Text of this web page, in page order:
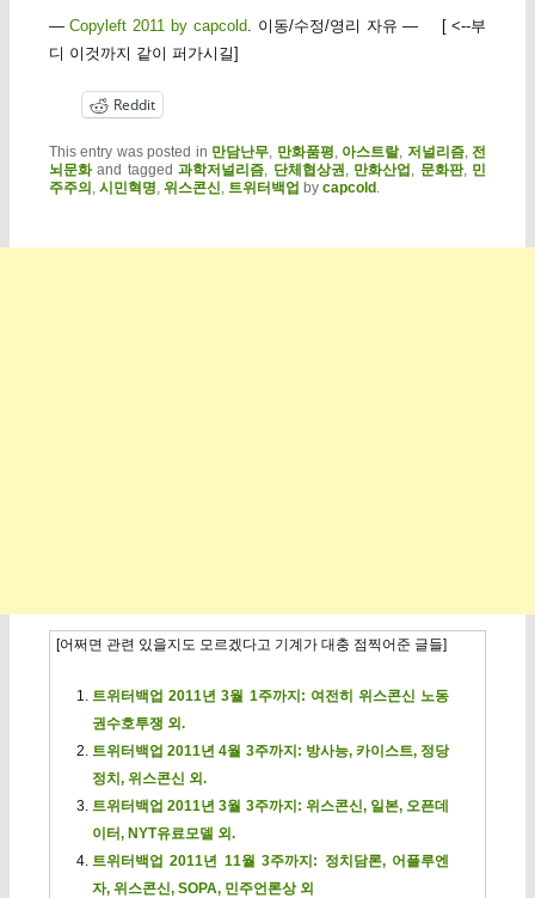
—Copyleft 2011 by capcold. 이동/수정/영리 자유 — [ <--부
디 이것까지 같이 퍼가시길]
Reddit
This entry was posted in 만담난무, 만화품평, 아스트랄, 저널리즘, 전
뇌문화and tagged과학저널리즘, 단체협상권, 만화산업 , 문화판, 민
주주의 , 시민혁명, 위스콘신, 트위터백업 by capcold .
[어쩌면 관련 있을지도 모르겠다고 기계가 대충 점찍어준 글들]
트위터백업 2011년 3월 1주까지: 여전히 위스콘신 노동
권수호투쟁 외.
트위터백업 2011년 4월 3주까지: 방사능, 카이스트, 정당
정치, 위스콘신 외.
트위터백업 2011년 3월 3주까지: 위스콘신, 일본, 오픈데
이터, NYT유료모델 외.
트위터백업 2011년 11월 3주까지: 정치담론, 어플루엔
자, 위스콘신, SOPA, 민주언론상 외